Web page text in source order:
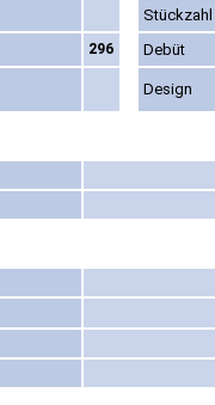
Stückzahl
296 Debüt
Design